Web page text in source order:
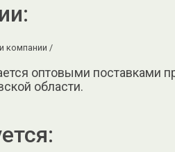
компании /
оптовыми поставками
области.